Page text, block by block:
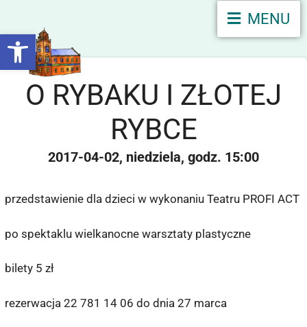
Otwórz pasek narzędzi
MENU
O RYBAKU I ZŁOTEJ
RYBCE
2017-04-02 niedziela 15:00
przedstawienie dla dzieci w wykonaniu Teatru PROFI ACT
po spektaklu wielkanocne warsztaty plastyczne
bilety 5 zł
rezerwacja 22 781 14 06 do dnia 27 marca